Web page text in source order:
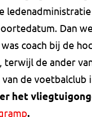
Dan
coach bij de
terwijl de ander
de voetbalclub
het
.